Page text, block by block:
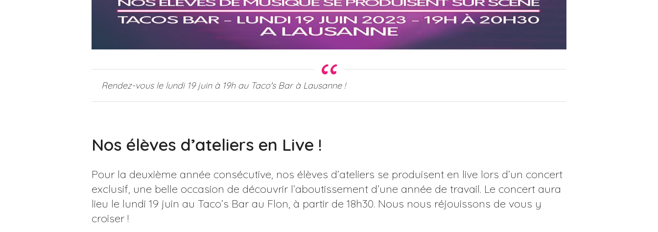
Rendez-vous le lundi 19 juin à 19h au Taco's Bar à Lausanne !
Nos élèves d’ateliers en Live !
Pour la deuxième année consécutive, nos élèves d’ateliers se produisent en live lors d’un concert
exclusif, une belle occasion de découvrir l’aboutissement d’une année de travail. Le concert aura
lieu le lundi 19 juin au Taco’s Bar au Flon, à partir de 18h30. Nous nous réjouissons de vous y
croiser !